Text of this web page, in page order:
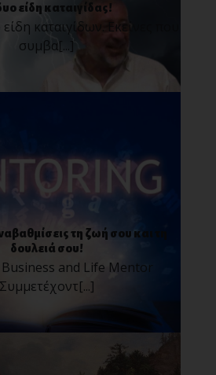
είδη καταιγίδας!
καταιγίδων. Εκείνες που
συμβα[...]
τη ζωή σου και τη
δουλειά σου!
and Life Mentor
Συμμετέχοντ[...]